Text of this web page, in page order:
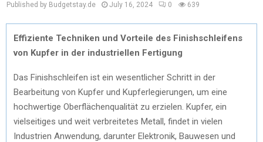
Published by Budgetstay.de July 16, 2024 0 639
Effiziente Techniken und Vorteile des Finishschleifens
von Kupfer in der industriellen Fertigung
Das Finishschleifen ist ein wesentlicher Schritt in der
Bearbeitung von Kupfer und Kupferlegierungen, um eine
hochwertige Oberflächenqualität zu erzielen. Kupfer, ein
vielseitiges und weit verbreitetes Metall, findet in vielen
Industrien Anwendung, darunter Elektronik, Bauwesen und